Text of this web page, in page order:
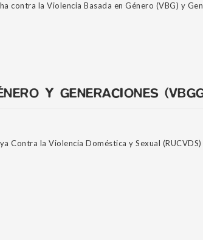
la Violencia Basada en Género (VBG) y
Y GENERACIONES
Contra la Violencia Doméstica y Sexual